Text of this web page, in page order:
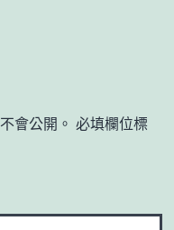
會公開。 必填欄位標